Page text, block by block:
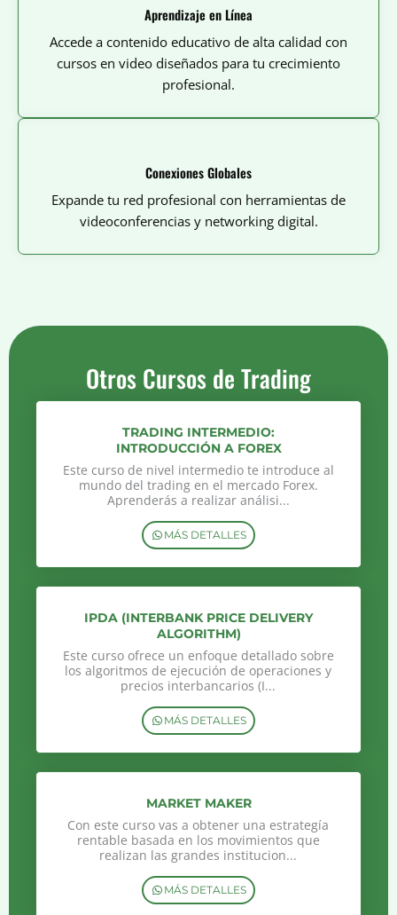
Aprendizaje en Línea
Accede a contenido educativo de alta calidad con
cursos en video diseñados para tu crecimiento
profesional.
Conexiones Globales
Expande tu red profesional con herramientas de
videoconferencias y networking digital.
Otros Cursos de Trading
TRADING INTERMEDIO:
INTRODUCCIÓN A FOREX
Este curso de nivel intermedio te introduce al
mundo del trading en el mercado Forex.
Aprenderás a realizar análisi...
MÁS DETALLES
IPDA (INTERBANK PRICE DELIVERY
ALGORITHM)
Este curso ofrece un enfoque detallado sobre
los algoritmos de ejecución de operaciones y
precios interbancarios (I...
MÁS DETALLES
MARKET MAKER
Con este curso vas a obtener una estrategía
rentable basada en los movimientos que
realizan las grandes institucion...
MÁS DETALLES